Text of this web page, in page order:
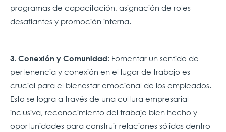
programas de capacitación, asignación de roles
desafiantes y promoción interna.
3. Conexión y Comunidad: Fomentar un sentido de
pertenencia y conexión en el lugar de trabajo es
crucial para el bienestar emocional de los empleados.
Esto se logra a través de una cultura empresarial
inclusiva, reconocimiento del trabajo bien hecho y
oportunidades para construir relaciones sólidas dentro